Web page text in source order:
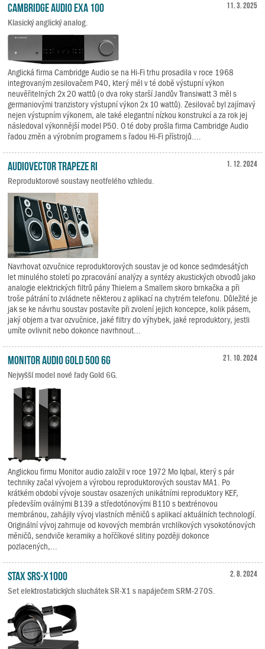
11. 3. 2025
Cambridge Audio EXA 100
Klasický anglický analog.
Anglická firma Cambridge Audio se na Hi-Fi trhu prosadila v roce 1968
integrovaným zesilovačem P40, který měl v té době výstupní výkon
neuvěřitelných 2x 20 wattů (o dva roky starší Jandův Transiwatt 3 měl s
germaniovými tranzistory výstupní výkon 2x 10 wattů). Zesilovač byl zajímavý
nejen výstupním výkonem, ale také elegantní nízkou konstrukcí a za rok jej
následoval výkonnější model P50. O té doby prošla firma Cambridge Audio
řadou změn a výrobním programem s řadou Hi-Fi přístrojů....
1. 12. 2024
Audiovector Trapeze Ri
Reproduktorové soustavy neotřelého vzhledu.
Navrhovat ozvučnice reproduktorových soustav je od konce sedmdesátých
let minulého století po zpracování analýzy a syntézy akustických obvodů jako
analogie elektrických filtrů pány Thielem a Smallem skoro brnkačka a při
troše pátrání to zvládnete některou z aplikací na chytrém telefonu. Důležité je
jak se ke návrhu soustav postavíte při zvolení jejich koncepce, kolik pásem,
jaký objem a tvar ozvučnice, jaké filtry do výhybek, jaké reproduktory, jestli
umíte ovlivnit nebo dokonce navrhnout...
21. 10. 2024
Monitor Audio Gold 500 6G
Nejvyšší model nové řady Gold 6G.
Anglickou firmu Monitor audio založil v roce 1972 Mo Iqbal, který s pár
techniky začal vývojem a výrobou reproduktorových soustav MA1. Po
krátkém období vývoje soustav osazených unikátními reproduktory KEF,
především oválnými B139 a středotónovými B110 s bextrénovou
membránou, zahájily vývoj vlastních měničů s aplikací aktuálních technologií.
Originální vývoj zahrnuje od kovových membrán vrchlíkových vysokotónových
měničů, sendviče keramiky a hořčíkové slitiny později dokonce
pozlacených,...
2. 8. 2024
STAX SRS-X1000
Set elektrostatických sluchátek SR-X1 s napáječem SRM-270S.